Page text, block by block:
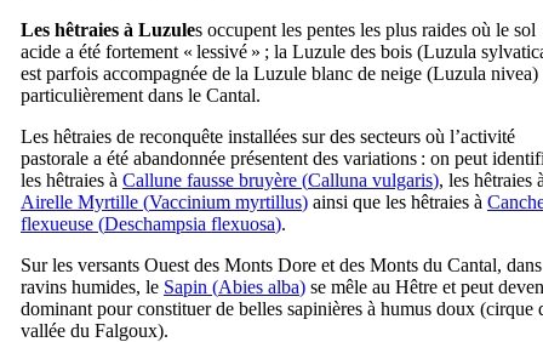
Les hêtraies à Luzules occupent les pentes les plus raides où le sol
acide a été fortement « lessivé » ; la Luzule des bois (Luzula
est parfois accompagnée de la Luzule blanc de neige (Luzula nivea)
particulièrement dans le Cantal.
Les hêtraies de reconquête installées sur des secteurs où l’activité
pastorale a été abandonnée présentent des variations : on peut
les hêtraies à Callune fausse bruyère (Calluna vulgaris), les hêtraies
Airelle Myrtille (Vaccinium myrtillus) ainsi que les hêtraies à
flexueuse (Deschampsia flexuosa).
Sur les versants Ouest des Monts Dore et des Monts du Cantal,
ravins humides, le Sapin (Abies alba) se mêle au Hêtre et peut
dominant pour constituer de belles sapinières à humus doux (cirque
vallée du Falgoux).